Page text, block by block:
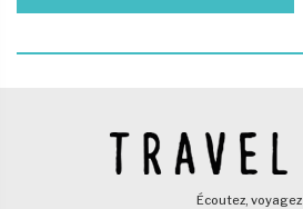
Écoutez, voyagez